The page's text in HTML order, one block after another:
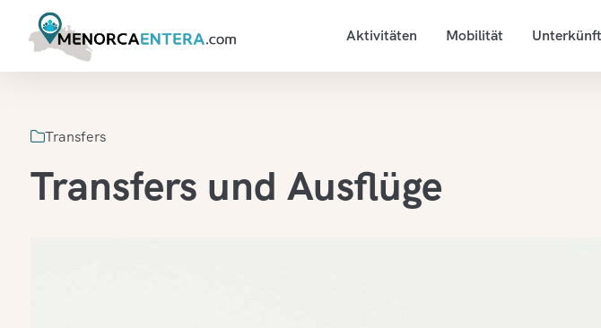
Aktivitäten Mobilität
Transfers
Transfers und Ausflüge